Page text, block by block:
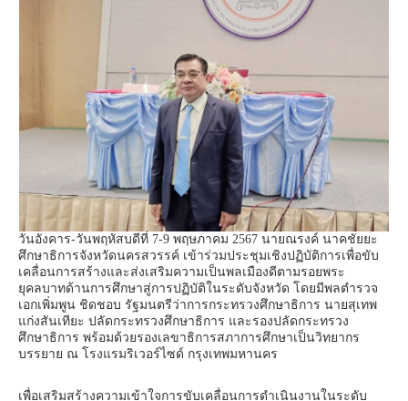
วันอังคาร-วันพฤหัสบดีที่ 7-9 พฤษภาคม 2567 นายณรงค์ นาคชัยยะ
ศึกษาธิการจังหวัดนครสวรรค์ เข้าร่วมประชุมเชิงปฏิบัติการเพื่อขับ
เคลื่อนการสร้างและส่งเสริมความเป็นพลเมืองดีตามรอยพระ
ยุคลบาทด้านการศึกษาสู่การปฏิบัติในระดับจังหวัด โดยมีพลตำรวจ
เอกเพิ่มพูน ชิดชอบ รัฐมนตรีว่าการกระทรวงศึกษาธิการ นายสุเทพ
แก่งสันเทียะ ปลัดกระทรวงศึกษาธิการ และรองปลัดกระทรวง
ศึกษาธิการ พร้อมด้วยรองเลขาธิการสภาการศึกษาเป็นวิทยากร
บรรยาย ณ โรงแรมริเวอร์ไซด์ กรุงเทพมหานคร
เพื่อเสริมสร้างความเข้าใจการขับเคลื่อนการดำเนินงานในระดับ